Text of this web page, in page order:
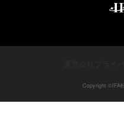
Copyright ©︎IFA